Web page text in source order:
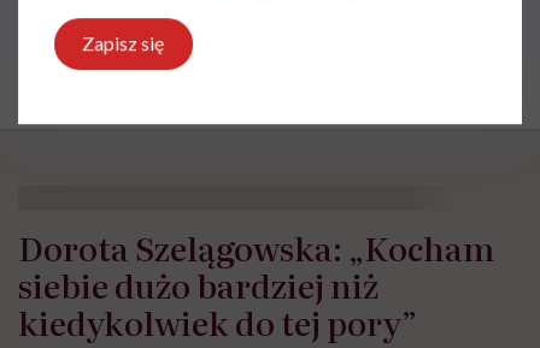
Dorota Szelągowska: „Kocham
siebie dużo bardziej niż
kiedykolwiek do tej pory”
Zapisz się